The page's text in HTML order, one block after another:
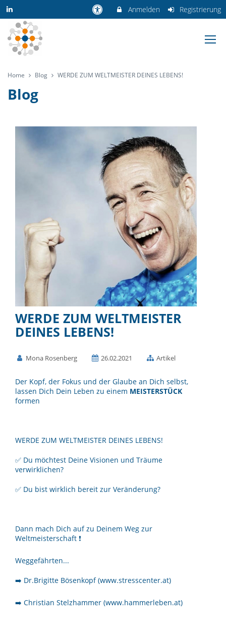
Anmelden Registrierung
Home Blog WERDE ZUM WELTMEISTER DEINES LEBENS!
Blog
WERDE ZUM WELTMEISTER
DEINES LEBENS!
Mona Rosenberg 26.02.2021 Artikel
Der Kopf, der Fokus und der Glaube an Dich selbst,
lassen Dich Dein Leben zu einem MEISTERSTÜCK
formen
WERDE ZUM WELTMEISTER DEINES LEBENS!
✅ Du möchtest Deine Visionen und Träume
verwirklichen?
✅ Du bist wirklich bereit zur Veränderung?
Dann mach Dich auf zu Deinem Weg zur
Weltmeisterschaft ❗️
Weggefährten...
➡️ Dr.Brigitte Bösenkopf (www.stresscenter.at)
➡️ Christian Stelzhammer (www.hammerleben.at)